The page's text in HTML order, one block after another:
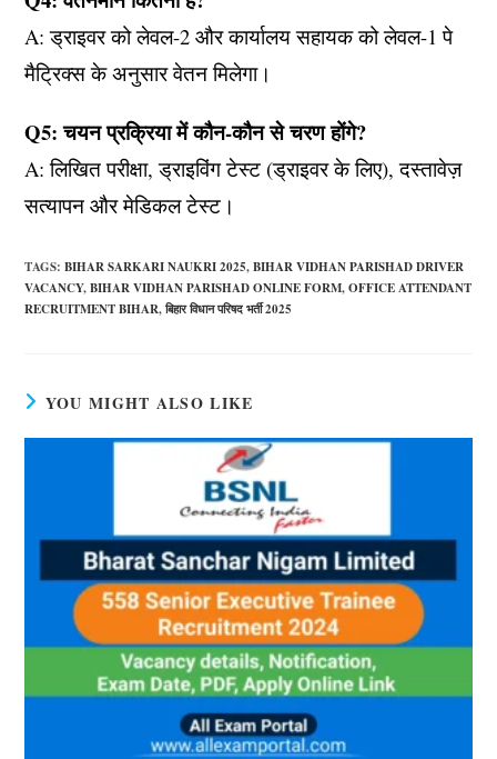
A: ड्राइवर को लेवल-2 और कार्यालय सहायक को लेवल-1 पे
मैट्रिक्स के अनुसार वेतन मिलेगा।
Q5: चयन प्रक्रिया में कौन-कौन से चरण होंगे?
A: लिखित परीक्षा, ड्राइविंग टेस्ट (ड्राइवर के लिए), दस्तावेज़
सत्यापन और मेडिकल टेस्ट।
TAGS:BIHAR SARKARI NAUKRI 2025, BIHAR VIDHAN PARISHAD DRIVER
VACANCY, BIHAR VIDHAN PARISHAD ONLINE FORM, OFFICE ATTENDANT
RECRUITMENT BIHAR, बिहार विधान परिषद भर्ती 2025
YOU MIGHT ALSO LIKE